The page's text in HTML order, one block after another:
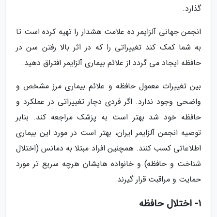
گذارد.
انجمن جهانی آلزایمر ده علامت هشدار را تهیه کرده است تا
به شما کمک کند تغییراتی را که در اثر بالا رفتن سن در
حافظه ایجاد می گردد از علائم بیماری آلزایمر افتراق دهید.
بین تغییرات معمول حافظه و علائم بیماری مرز مشخص و
واضحی وجود ندارد. اگر فردی دچار تغییراتی در عملکرد و
حافظه خود شد بهتر است به پزشک مراجعه کند. بنابر
توصیه انجمن آلزایمر ایران، بهتر است در مورد این بیماری
اطلاعاتی کسب کنند. همچنین افراد مبتلا به دمانس (اختلال
شناخت و حافظه) و خانواده هایشان هرچه سریع تر مورد
حمایت و مراقبت قرار گیرند.
1- اختلال حافظه